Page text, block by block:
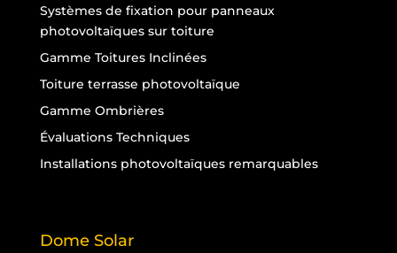
Systèmes de fixation pour panneaux
photovoltaïques sur toiture
Gamme Toitures Inclinées
Toiture terrasse photovoltaïque
Gamme Ombrières
Évaluations Techniques
Installations photovoltaïques remarquables
Dome Solar